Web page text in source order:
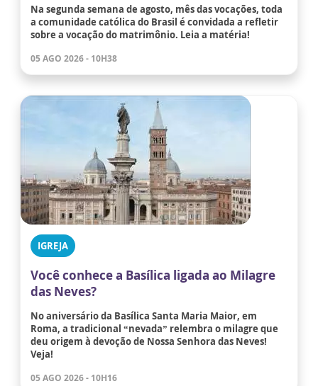
Na segunda semana de agosto, mês das vocações, toda
a comunidade católica do Brasil é convidada a refletir
sobre a vocação do matrimônio. Leia a matéria!
05 AGO 2026 - 10H38
IGREJA
Você conhece a Basílica ligada ao Milagre
das Neves?
No aniversário da Basílica Santa Maria Maior, em
Roma, a tradicional “nevada” relembra o milagre que
deu origem à devoção de Nossa Senhora das Neves!
Veja!
05 AGO 2026 - 10H16